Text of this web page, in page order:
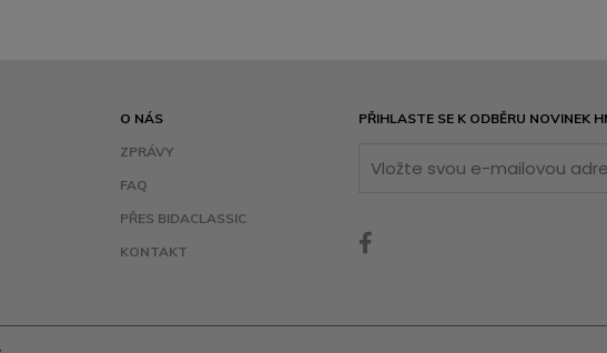
O NÁS
ZPRÁVY
FAQ
PŘES BIDACLASSIC
KONTAKT
PŘIHLASTE SE K ODBĚRU NOVINEK